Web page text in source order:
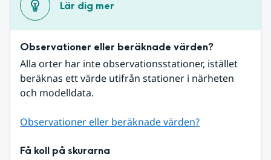
Lär dig mer
Observationer eller beräknade värden?
Alla orter har inte observationsstationer, istället
beräknas ett värde utifrån stationer i närheten
och modelldata.
Observationer eller beräknade värden?
Få koll på skurarna